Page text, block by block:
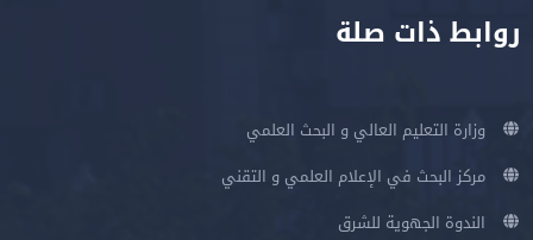
روابط ذات صلة
وزارة التعليم العالي و البحث العلمي
مركز البحث في الإعلام العلمي و التقني
الندوة الجهوية للشرق